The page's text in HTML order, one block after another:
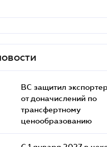
ВС защитил
от доначислений по
трансфертному
ценообразованию